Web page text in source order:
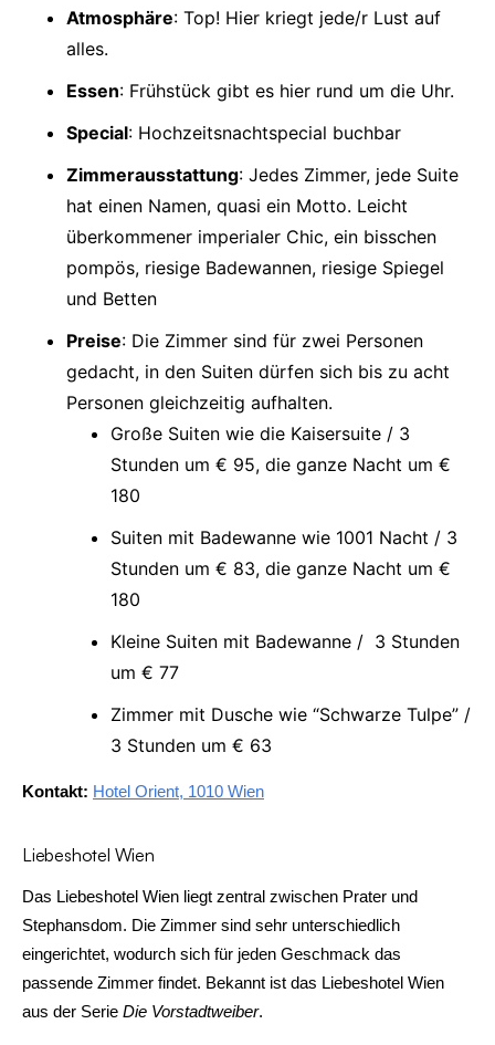
Atmosphäre: Top! Hier kriegt jede/r Lust auf
alles.
Essen: Frühstück gibt es hier rund um die Uhr.
Special: Hochzeitsnachtspecial buchbar
Zimmerausstattung: Jedes Zimmer, jede Suite
hat einen Namen, quasi ein Motto. Leicht
überkommener imperialer Chic, ein bisschen
pompös, riesige Badewannen, riesige Spiegel
und Betten
Preise: Die Zimmer sind für zwei Personen
gedacht, in den Suiten dürfen sich bis zu acht
Personen gleichzeitig aufhalten.
Große Suiten wie die Kaisersuite / 3
Stunden um € 95, die ganze Nacht um €
180
Suiten mit Badewanne wie 1001 Nacht / 3
Stunden um € 83, die ganze Nacht um €
180
Kleine Suiten mit Badewanne / 3 Stunden
um € 77
Zimmer mit Dusche wie “Schwarze Tulpe” /
3 Stunden um € 63
Kontakt: Hotel Orient, 1010 Wien
Liebeshotel Wien
Das Liebeshotel Wien liegt zentral zwischen Prater und
Stephansdom. Die Zimmer sind sehr unterschiedlich
eingerichtet, wodurch sich für jeden Geschmack das
passende Zimmer findet. Bekannt ist das Liebeshotel Wien
aus der Serie Die Vorstadtweiber.